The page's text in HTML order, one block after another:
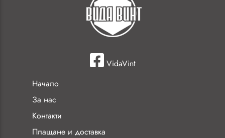
VidaVint
Начало
За нас
Контакти
Плащане и доставка